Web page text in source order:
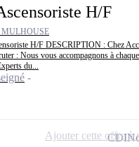
H/F
MULHOUSE
H/F DESCRIPTION : Chez
: Nous vous accompagnons à
du...
CDI
Ajouter cette offre à